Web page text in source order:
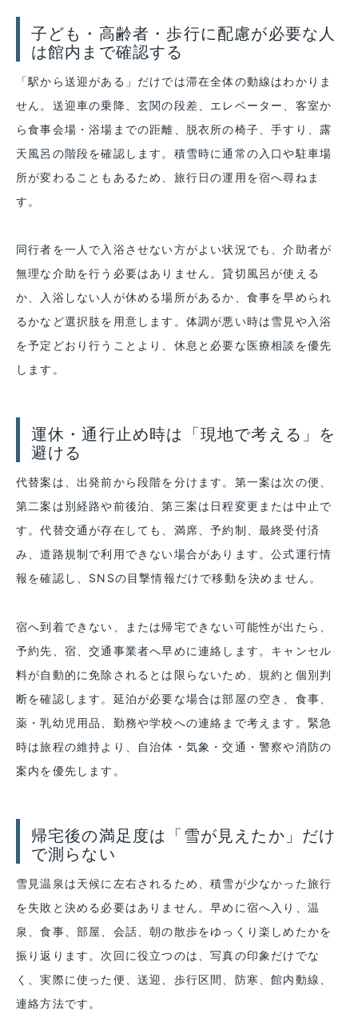
子ども・高齢者・歩行に配慮が必要な人
は館内まで確認する
「駅から送迎がある」だけでは滞在全体の動線はわかりま
せん。送迎車の乗降、玄関の段差、エレベーター、客室か
ら食事会場・浴場までの距離、脱衣所の椅子、手すり、露
天風呂の階段を確認します。積雪時に通常の入口や駐車場
所が変わることもあるため、旅行日の運用を宿へ尋ねま
す。
同行者を一人で入浴させない方がよい状況でも、介助者が
無理な介助を行う必要はありません。貸切風呂が使える
か、入浴しない人が休める場所があるか、食事を早められ
るかなど選択肢を用意します。体調が悪い時は雪見や入浴
を予定どおり行うことより、休息と必要な医療相談を優先
します。
運休・通行止め時は「現地で考える」を
避ける
代替案は、出発前から段階を分けます。第一案は次の便、
第二案は別経路や前後泊、第三案は日程変更または中止で
す。代替交通が存在しても、満席、予約制、最終受付済
み、道路規制で利用できない場合があります。公式運行情
報を確認し、SNSの目撃情報だけで移動を決めません。
宿へ到着できない、または帰宅できない可能性が出たら、
予約先、宿、交通事業者へ早めに連絡します。キャンセル
料が自動的に免除されるとは限らないため、規約と個別判
断を確認します。延泊が必要な場合は部屋の空き、食事、
薬・乳幼児用品、勤務や学校への連絡まで考えます。緊急
時は旅程の維持より、自治体・気象・交通・警察や消防の
案内を優先します。
帰宅後の満足度は「雪が見えたか」だけ
で測らない
雪見温泉は天候に左右されるため、積雪が少なかった旅行
を失敗と決める必要はありません。早めに宿へ入り、温
泉、食事、部屋、会話、朝の散歩をゆっくり楽しめたかを
振り返ります。次回に役立つのは、写真の印象だけでな
く、実際に使った便、送迎、歩行区間、防寒、館内動線、
連絡方法です。